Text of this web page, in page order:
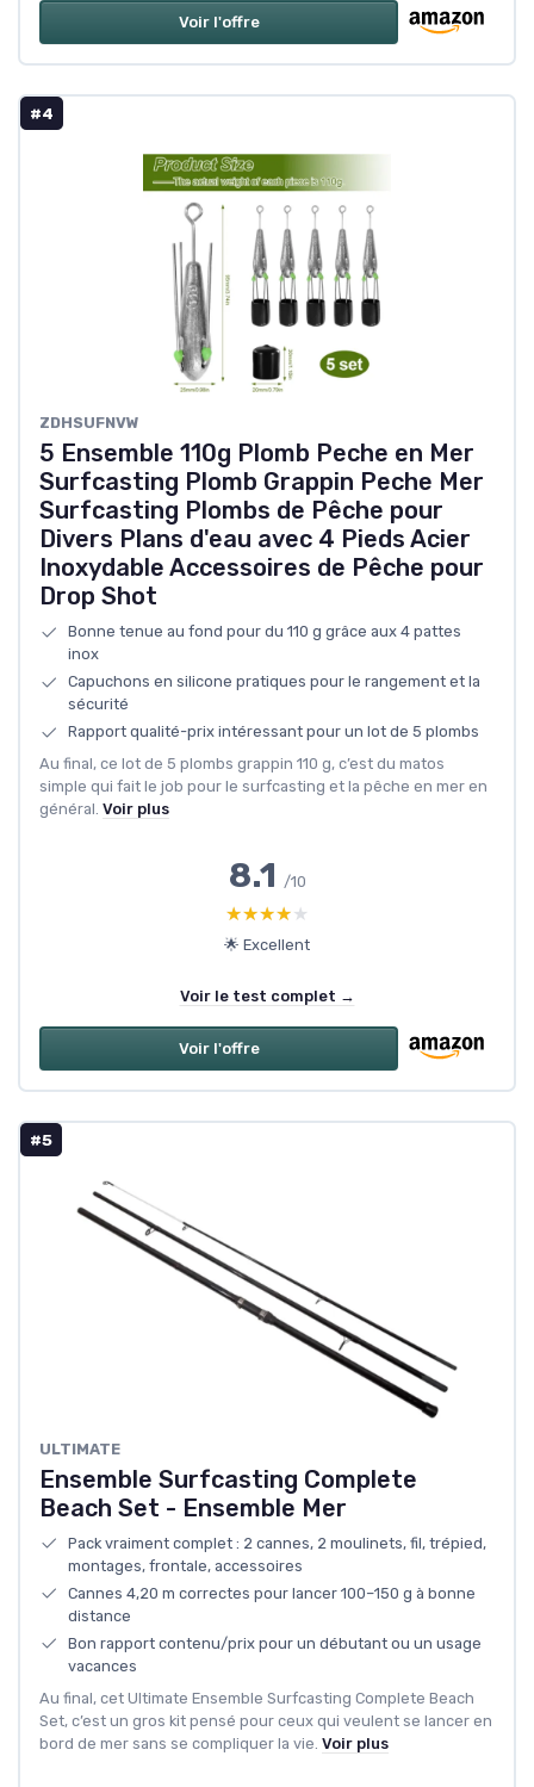
Voir l'offre
#4
ZDHSUFNVW
5 Ensemble 110g Plomb Peche en Mer
Surfcasting Plomb Grappin Peche Mer
Surfcasting Plombs de Pêche pour
Divers Plans d'eau avec 4 Pieds Acier
Inoxydable Accessoires de Pêche pour
Drop Shot
Bonne tenue au fond pour du 110 g grâce aux 4 pattes
inox
Capuchons en silicone pratiques pour le rangement et la
sécurité
Rapport qualité-prix intéressant pour un lot de 5 plombs
Au final, ce lot de 5 plombs grappin 110 g, c’est du matos
simple qui fait le job pour le surfcasting et la pêche en mer en
général. Voir plus
8.1 /10
★★★★★
★★★★★
🌟 Excellent
Voir le test complet →
Voir l'offre
#5
ULTIMATE
Ensemble Surfcasting Complete
Beach Set - Ensemble Mer
Pack vraiment complet : 2 cannes, 2 moulinets, fil, trépied,
montages, frontale, accessoires
Cannes 4,20 m correctes pour lancer 100–150 g à bonne
distance
Bon rapport contenu/prix pour un débutant ou un usage
vacances
Au final, cet Ultimate Ensemble Surfcasting Complete Beach
Set, c’est un gros kit pensé pour ceux qui veulent se lancer en
bord de mer sans se compliquer la vie. Voir plus